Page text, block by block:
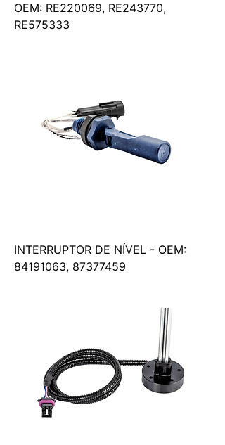
OEM: RE220069, RE243770,
RE575333
INTERRUPTOR DE NÍVEL - OEM:
84191063, 87377459